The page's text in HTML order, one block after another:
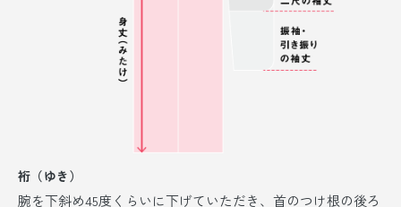
裄（ゆき）
腕を下斜め45度くらいに下げていただき、首のつけ根の後ろ